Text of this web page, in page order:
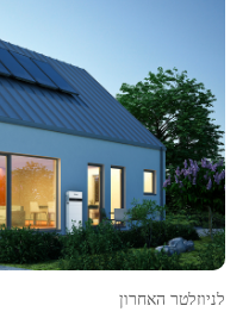
לניוזלטר האחרון